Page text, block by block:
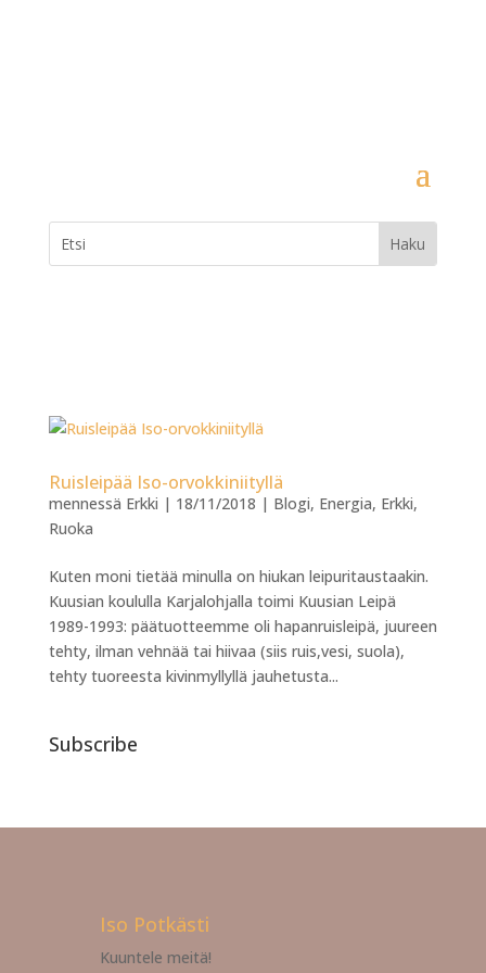
Ruisleipää Iso-orvokkiniityllä
mennessä Erkki | 18/11/2018 | Blogi, Energia, Erkki,
Ruoka
Kuten moni tietää minulla on hiukan leipuritaustaakin.
Kuusian koululla Karjalohjalla toimi Kuusian Leipä
1989-1993: päätuotteemme oli hapanruisleipä, juureen
tehty, ilman vehnää tai hiivaa (siis ruis,vesi, suola),
tehty tuoreesta kivinmyllyllä jauhetusta...
Subscribe
Iso Potkästi
Kuuntele meitä!